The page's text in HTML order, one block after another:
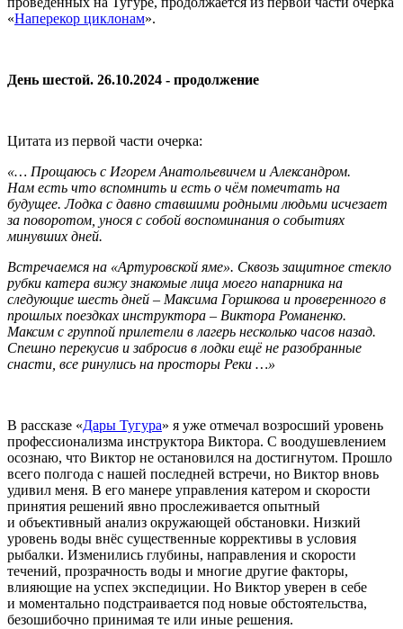
«Наперекор циклонам».
День шестой. 26.10.2024 - продолжение
Цитата из первой части очерка:
«… Прощаюсь с Игорем Анатольевичем и Александром.
Нам есть что вспомнить и есть о чём помечтать на
будущее. Лодка с давно ставшими родными людьми исчезает
за поворотом, унося с собой воспоминания о событиях
минувших дней.
Встречаемся на «Артуровской яме». Сквозь защитное стекло
рубки катера вижу знакомые лица моего напарника на
следующие шесть дней – Максима Горшкова и проверенного в
прошлых поездках инструктора – Виктора Романенко.
Максим с группой прилетели в лагерь несколько часов назад.
Спешно перекусив и забросив в лодки ещё не разобранные
снасти, все ринулись на просторы Реки …»
В рассказе «Дары Тугура» я уже отмечал возросший уровень
профессионализма инструктора Виктора. С воодушевлением
осознаю, что Виктор не остановился на достигнутом. Прошло
всего полгода с нашей последней встречи, но Виктор вновь
удивил меня. В его манере управления катером и скорости
принятия решений явно прослеживается опытный
и объективный анализ окружающей обстановки. Низкий
уровень воды внёс существенные коррективы в условия
рыбалки. Изменились глубины, направления и скорости
течений, прозрачность воды и многие другие факторы,
влияющие на успех экспедиции. Но Виктор уверен в себе
и моментально подстраивается под новые обстоятельства,
безошибочно принимая те или иные решения.